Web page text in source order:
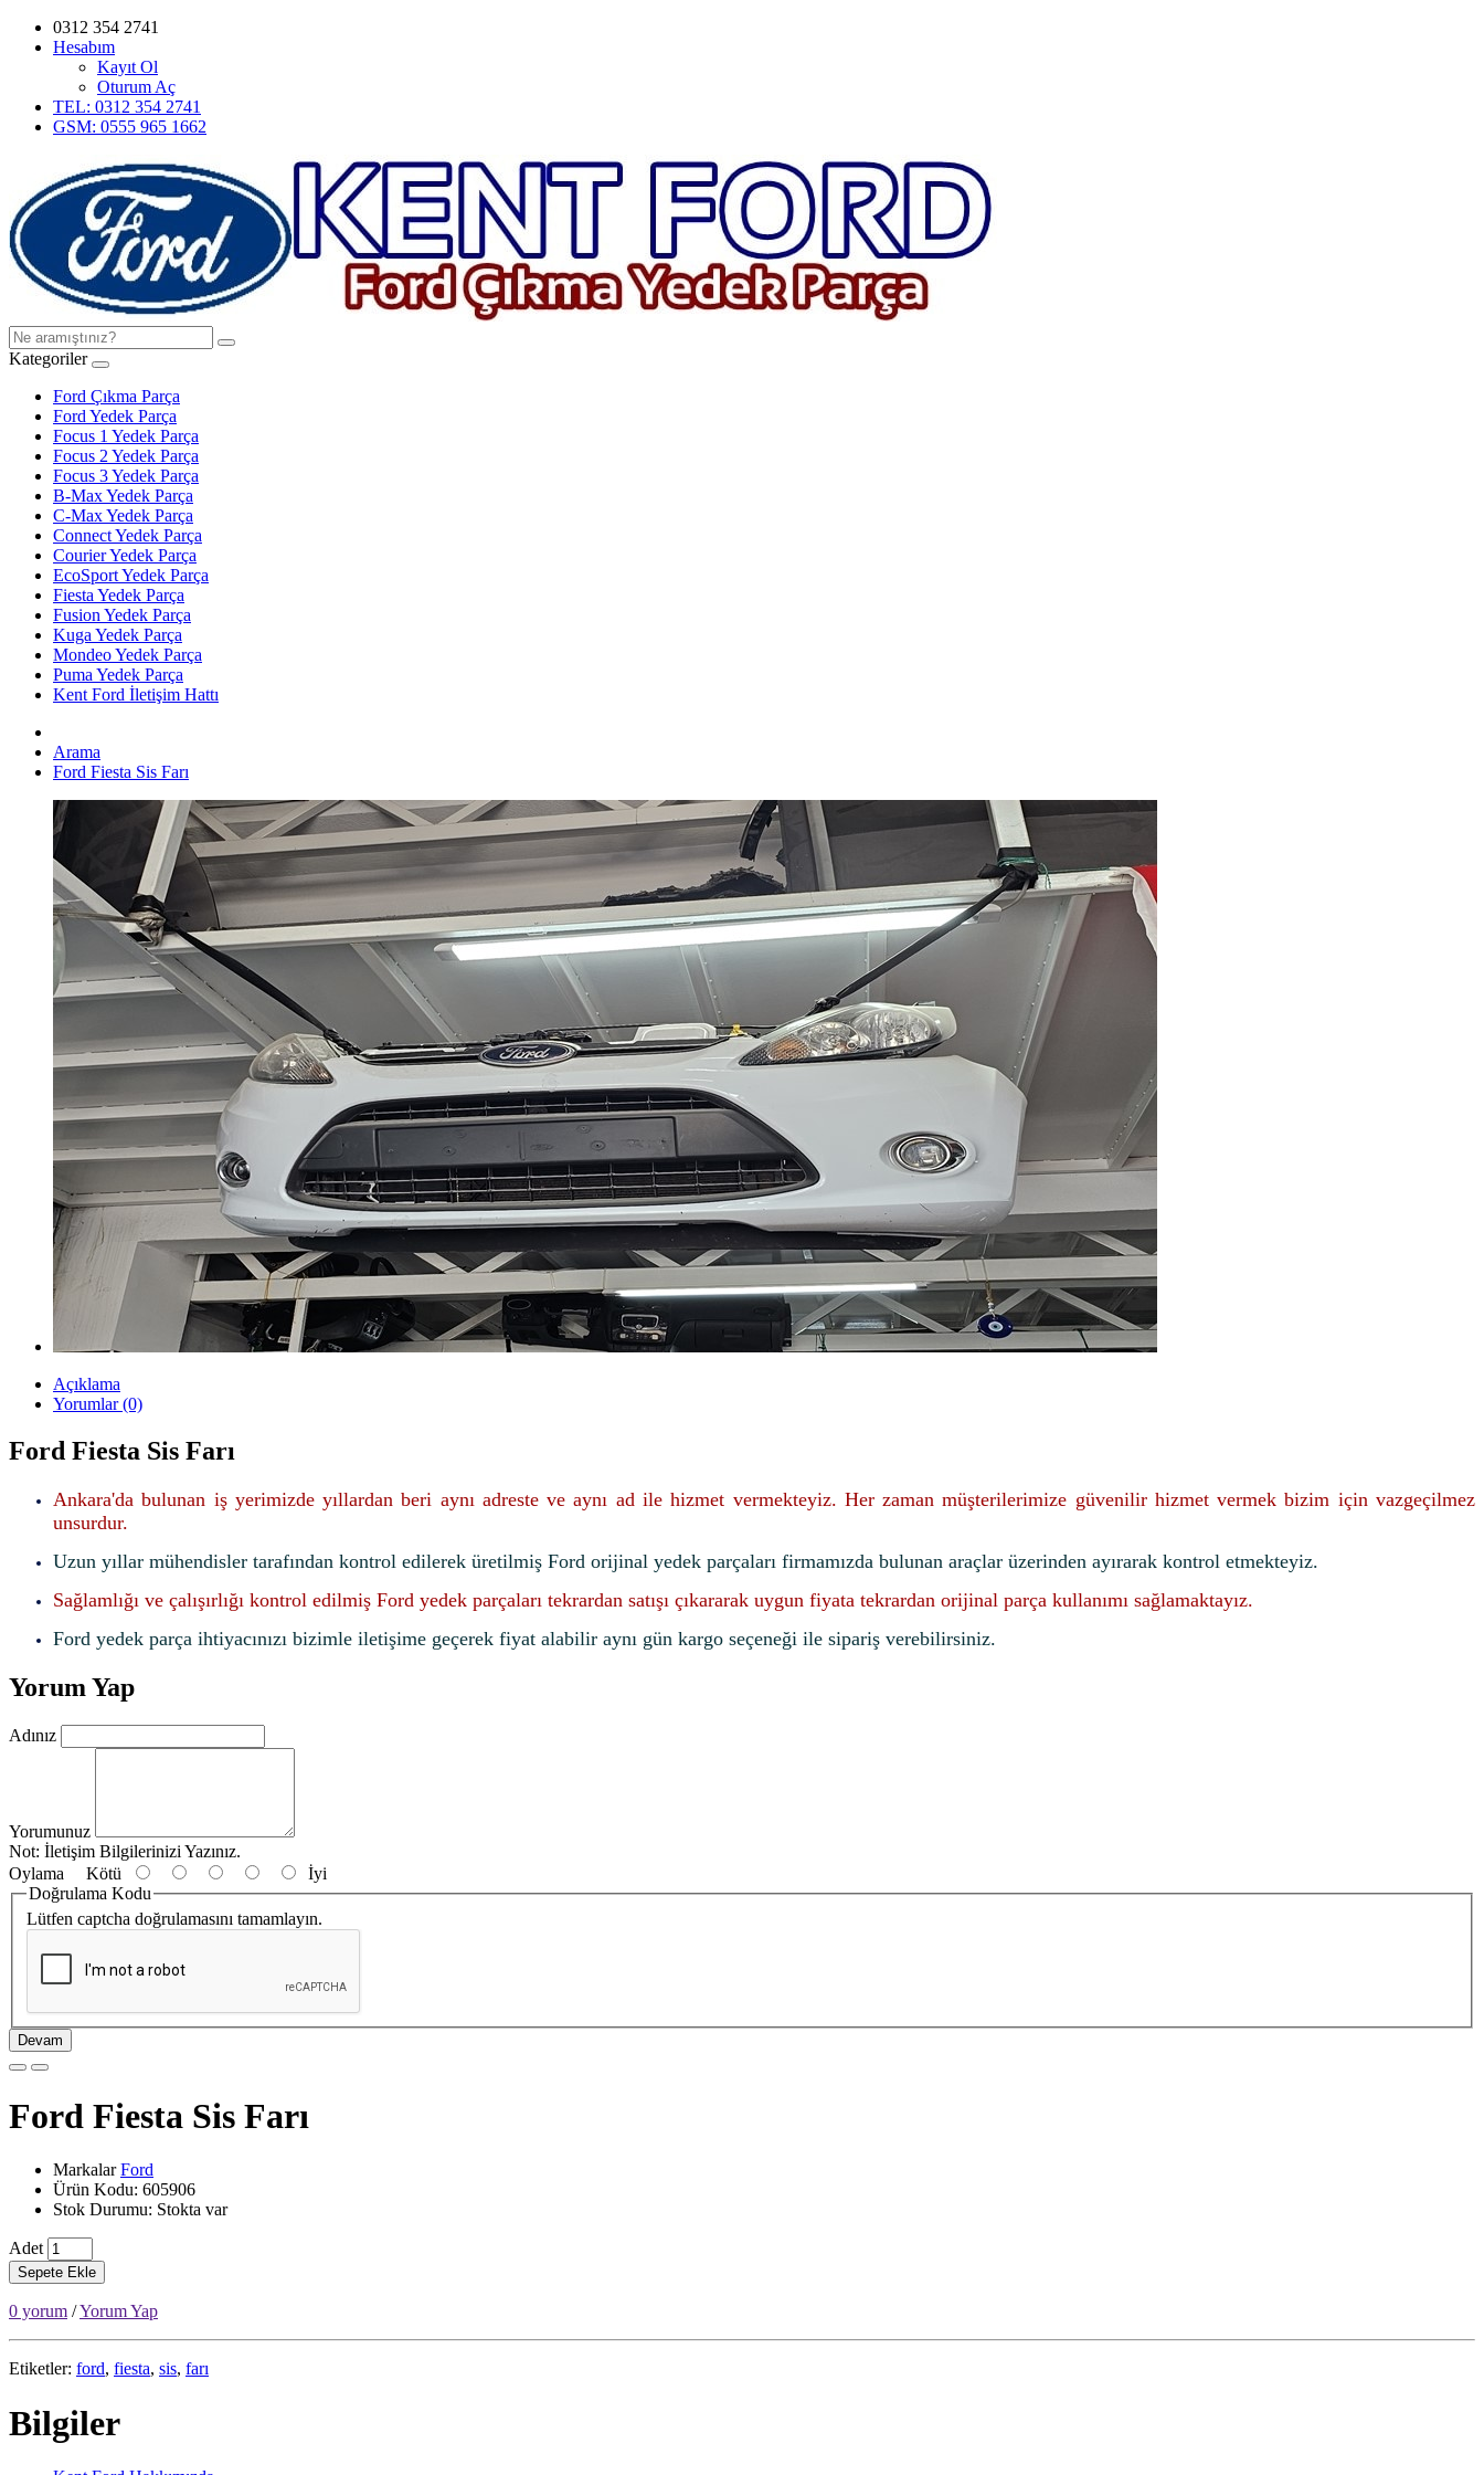
0312 354 2741
Hesabım
Kayıt Ol
Oturum Aç
TEL: 0312 354 2741
GSM: 0555 965 1662
Kategoriler
Ford Çıkma Parça
Ford Yedek Parça
Focus 1 Yedek Parça
Focus 2 Yedek Parça
Focus 3 Yedek Parça
B-Max Yedek Parça
C-Max Yedek Parça
Connect Yedek Parça
Courier Yedek Parça
EcoSport Yedek Parça
Fiesta Yedek Parça
Fusion Yedek Parça
Kuga Yedek Parça
Mondeo Yedek Parça
Puma Yedek Parça
Kent Ford İletişim Hattı
Arama
Ford Fiesta Sis Farı
Açıklama
Yorumlar (0)
Ford Fiesta Sis Farı
Ankara'da bulunan iş yerimizde yıllardan beri aynı adreste ve aynı ad ile hizmet vermekteyiz. Her zaman müşterilerimize güvenilir hizmet vermek bizim için vazgeçilmez
unsurdur.
Uzun yıllar mühendisler tarafından kontrol edilerek üretilmiş Ford orijinal yedek parçaları firmamızda bulunan araçlar üzerinden ayırarak kontrol etmekteyiz.
Sağlamlığı ve çalışırlığı kontrol edilmiş Ford yedek parçaları tekrardan satışı çıkararak uygun fiyata tekrardan orijinal parça kullanımı sağlamaktayız.
Ford yedek parça ihtiyacınızı bizimle iletişime geçerek fiyat alabilir aynı gün kargo seçeneği ile sipariş verebilirsiniz.
Yorum Yap
Adınız
Yorumunuz
Not: İletişim Bilgilerinizi Yazınız.
Oylama Kötü
İyi
Doğrulama Kodu
Lütfen captcha doğrulamasını tamamlayın.
Devam
Ford Fiesta Sis Farı
MarkalarFord
Ürün Kodu: 605906
Stok Durumu: Stokta var
Adet
Sepete Ekle
0 yorum /Yorum Yap
Etiketler: ford, fiesta, sis, farı
Bilgiler